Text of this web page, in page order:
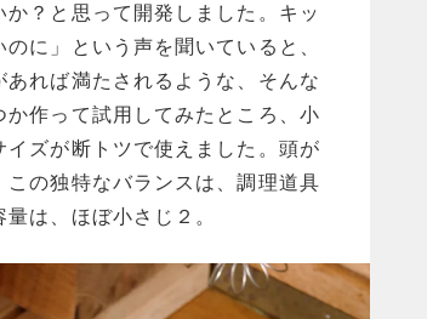
？と思って開発しました。キッ
に」という声を聞いていると、
れば満たされるような、そんな
作って試用してみたところ、小
ズが断トツで使えました。頭が
の独特なバランスは、調理道具
は、ほぼ小さじ２。